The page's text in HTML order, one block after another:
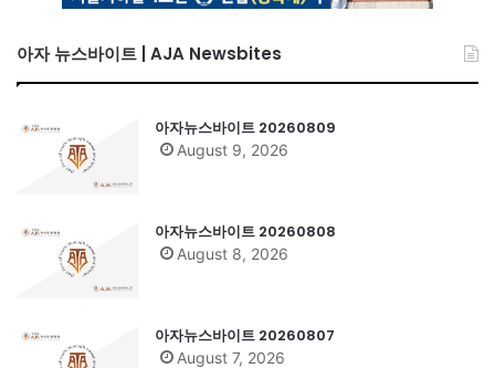
아자 뉴스바이트 | AJA Newsbites
아자뉴스바이트 20260809
August 9, 2026
아자뉴스바이트 20260808
August 8, 2026
아자뉴스바이트 20260807
August 7, 2026